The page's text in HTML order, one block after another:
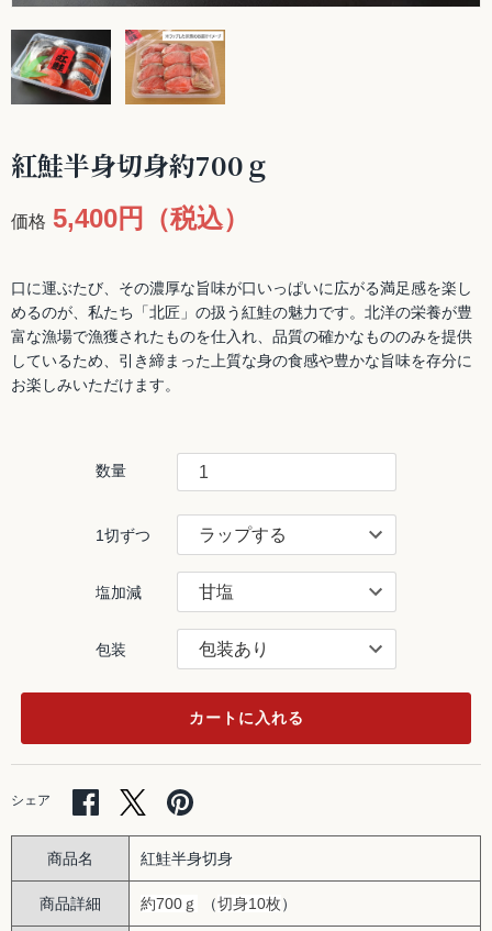
紅鮭半身切身約700ｇ
価格 5,400円（税込）
口に運ぶたび、その濃厚な旨味が口いっぱいに広がる満足感を楽し
めるのが、私たち「北匠」の扱う紅鮭の魅力です。北洋の栄養が豊
富な漁場で漁獲されたものを仕入れ、品質の確かなもののみを提供
しているため、引き締まった上質な身の食感や豊かな旨味を存分に
お楽しみいただけます。
数量
1切ずつ
塩加減
包装
カートに入れる
シェア
Facebook
で
Twitter
で
ア
Pinterest
で
ェ
ア
商品名 紅鮭半身切身
商品詳細 約700ｇ （切身10枚）